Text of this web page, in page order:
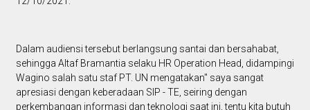
Dalam audiensi tersebut berlangsung santai dan bersahabat,
sehingga Altaf Bramantia selaku HR Operation Head, didampingi
Wagino salah satu staf PT. UN mengatakan" saya sangat
apresiasi dengan keberadaan SIP - TE, seiring dengan
perkembangan informasi dan teknologi saat ini, tentu kita butuh